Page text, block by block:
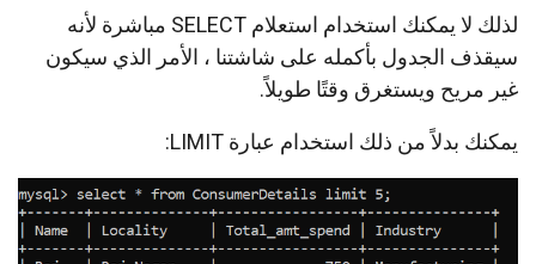
لذلك لا يمكنك استخدام استعلام SELECT مباشرة لأنه
سيقذف الجدول بأكمله على شاشتنا ، الأمر الذي سيكون
غير مريح ويستغرق وقتًا طويلاً.
يمكنك بدلاً من ذلك استخدام عبارة LIMIT: